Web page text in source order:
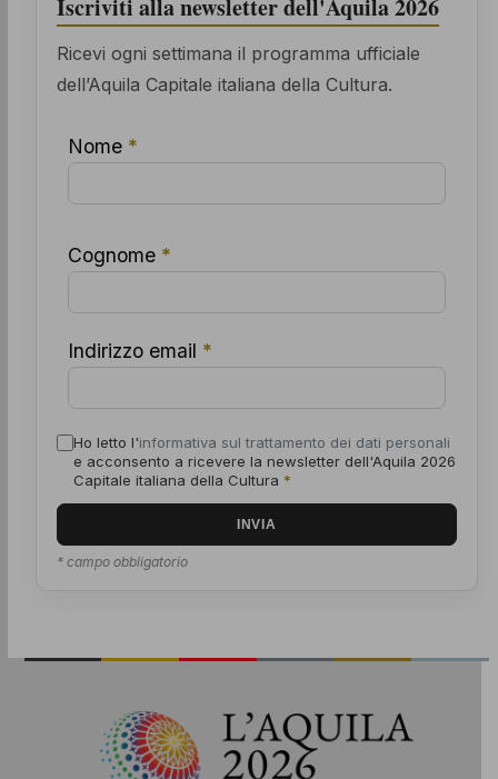
Iscriviti alla newsletter dell'Aquila 2026
Ricevi ogni settimana il programma ufficiale
dell’Aquila Capitale italiana della Cultura.
Nome *
Cognome *
Indirizzo email *
Ho letto l'informativa sul trattamento dei dati personali
e acconsento a ricevere la newsletter dell'Aquila 2026
Capitale italiana della Cultura *
* campo obbligatorio